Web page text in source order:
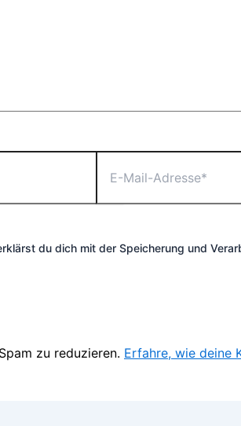
Mail-
du dich mit der Speicherung und
zu reduzieren. Erfahre, wie deine